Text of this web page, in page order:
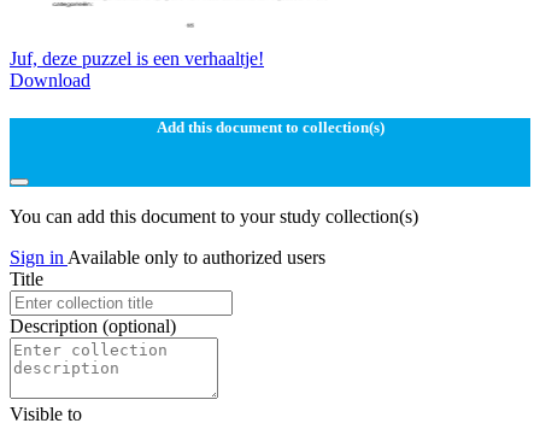
Juf, deze puzzel is een verhaaltje!
Download
Add this document to collection(s)
You can add this document to your study collection(s)
Sign in Available only to authorized users
Title
Description (optional)
Visible to